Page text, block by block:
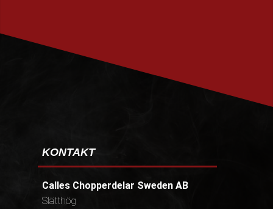
KONTAKT
Calles Chopperdelar Sweden AB
Slätthög